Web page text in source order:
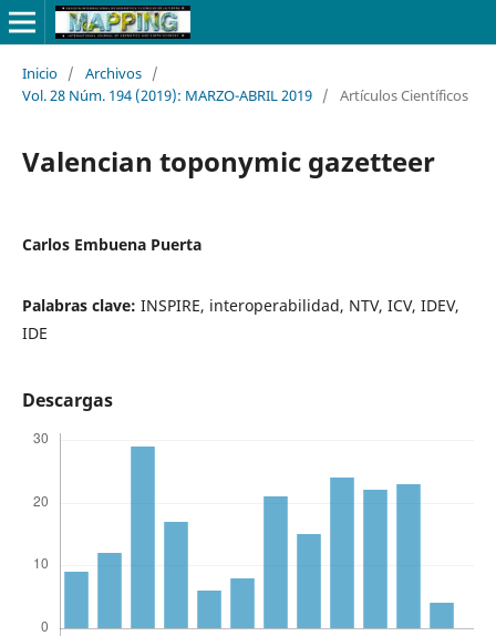
Inicio / Archivos /
Vol. 28 Núm. 194 (2019): MARZO-ABRIL 2019 / Artículos Científicos
Valencian toponymic gazetteer
Carlos Embuena Puerta
Palabras clave: INSPIRE, interoperabilidad, NTV, ICV, IDEV,
IDE
Descargas